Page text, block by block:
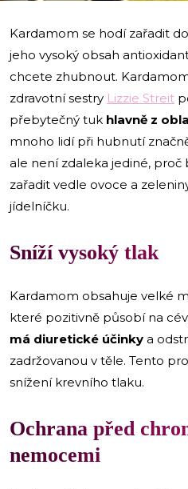
Kardamom se hodí zařadit
jeho vysoký obsah
chcete zhubnout.
zdravotní sestry Lizzie Streit
přebytečný tuk hlavně z
mnoho lidí při hubnutí
ale není zdaleka jediné,
zařadit vedle ovoce a
jídelníčku.
Sníží vysoký tlak
Kardamom obsahuje velké
které pozitivně působí na
má diuretické účinky a
zadržovanou v těle. Tento
snížení krevního tlaku.
Ochrana před
nemocemi